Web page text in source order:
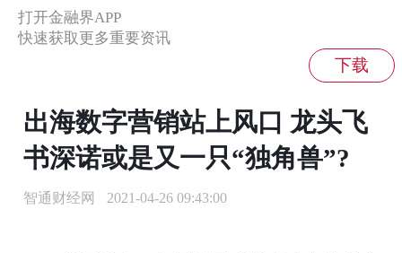
打开金融界APP
快速获取更多重要资讯
出海数字营销站上风口 龙头飞
书深诺或是又一只“独角兽”?
智通财经网 2021-04-26 09:43:00